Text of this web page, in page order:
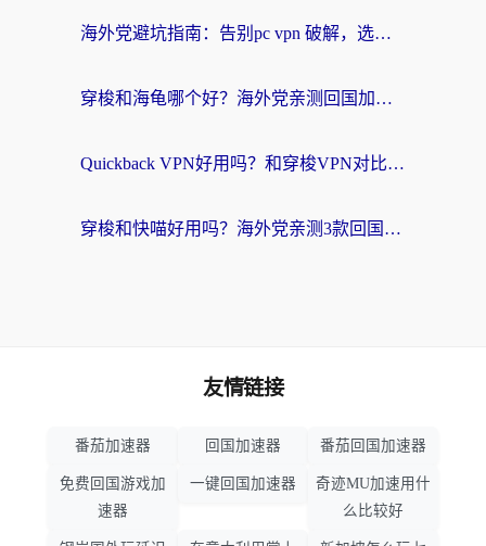
海外党避坑指南：告别pc vpn 破解，选对回国加速器轻松访问国内资源
穿梭和海龟哪个好？海外党亲测回国加速器，附电脑免费VPN推荐
Quickback VPN好用吗？和穿梭VPN对比哪个回国效果更好？海外党必看的真实测评与选择指南
穿梭和快喵好用吗？海外党亲测3款回国加速器，附日本回国VPN避坑指南
友情链接
番茄加速器 回国加速器 番茄回国加速器
免费回国游戏加
速器
一键回国加速器
奇迹MU加速用什
么比较好